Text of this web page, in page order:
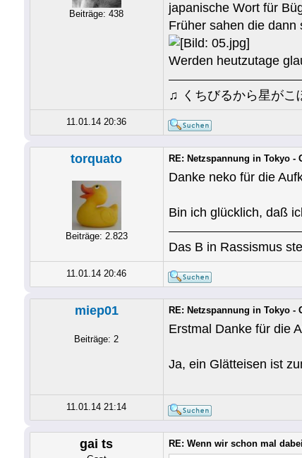
Beiträge: 438
japanische Wort für
Früher sahen die dann
Werden heutzutage
♫ くちびるから星が
11.01.14 20:36
torquato
Beiträge: 2.823
RE: Netzspannung in Tokyo -
Danke neko für die
Bin ich glücklich, daß
Das B in Rassismus
11.01.14 20:46
miep01
Beiträge: 2
RE: Netzspannung in Tokyo -
Erstmal Danke für die
Ja, ein Glätteisen ist
11.01.14 21:14
gai ts RE: Wenn wir schon mal